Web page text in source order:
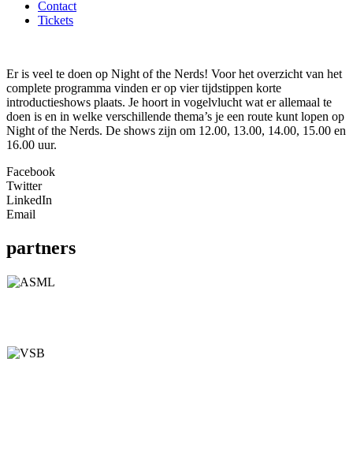
Contact
Tickets
Er is veel te doen op Night of the Nerds! Voor het overzicht van het
complete programma vinden er op vier tijdstippen korte
introductieshows plaats. Je hoort in vogelvlucht wat er allemaal te
doen is en in welke verschillende thema’s je een route kunt lopen op
Night of the Nerds. De shows zijn om 12.00, 13.00, 14.00, 15.00 en
16.00 uur.
Facebook
Twitter
LinkedIn
Email
partners